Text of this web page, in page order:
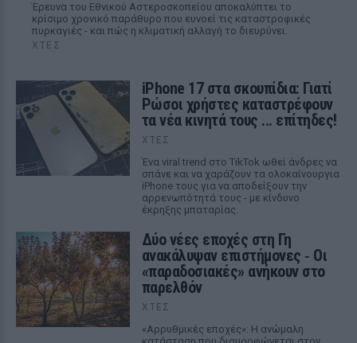
Έρευνα του Εθνικού Αστεροσκοπείου αποκαλύπτει το
κρίσιμο χρονικό παράθυρο που ευνοεί τις καταστροφικές
πυρκαγιές - και πώς η κλιματική αλλαγή το διευρύνει.
ΧΤΕΣ
iPhone 17 στα σκουπίδια: Γιατί
Ρώσοι χρήστες καταστρέφουν
τα νέα κινητά τους ... επίτηδες!
ΧΤΕΣ
Ένα viral trend στο TikTok ωθεί άνδρες να
σπάνε και να χαράζουν τα ολοκαίνουργια
iPhone τους για να αποδείξουν την
αρρενωπότητά τους - με κίνδυνο
έκρηξης μπαταρίας.
Δύο νέες εποχές στη Γη
ανακάλυψαν επιστήμονες ‑ Oι
«παραδοσιακές» ανήκουν στο
παρελθόν
ΧΤΕΣ
«Αρρυθμικές εποχές»: Η ανώμαλη